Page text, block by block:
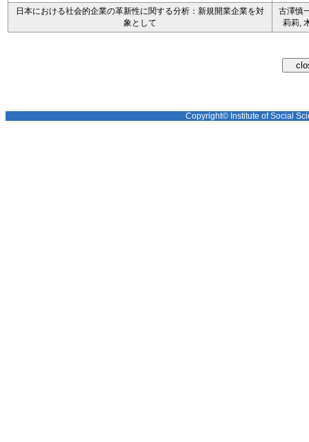
日本における社会的企業の革新性に関する分析：新規開業企業を対
象として
古澤慎
莉莉,
Copyright© Institute of Social